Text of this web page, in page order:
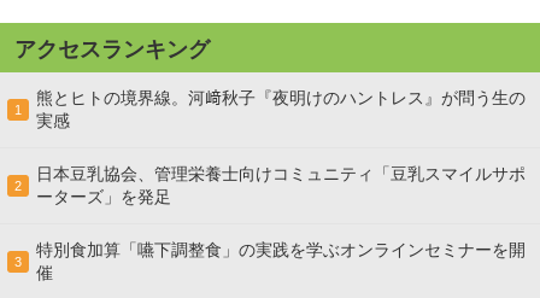
アクセスランキング
1
熊とヒトの境界線。河﨑秋子『夜明けのハントレス』が問う生の
実感
2
日本豆乳協会、管理栄養士向けコミュニティ「豆乳スマイルサポ
ーターズ」を発足
3
特別食加算「嚥下調整食」の実践を学ぶオンラインセミナーを開
催